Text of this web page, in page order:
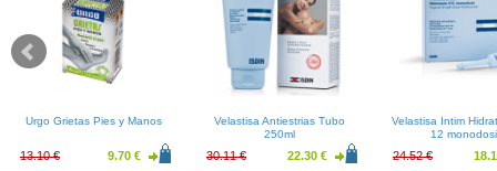
Urgo Grietas Pies y Manos
13.10 € 9.70 €
Velastisa Antiestrias Tubo
250ml
30.11 € 22.30 €
Velastisa Intim
12
24.52 €